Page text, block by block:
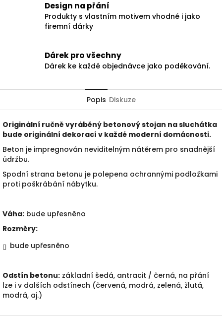
Design na přání
Produkty s vlastním motivem vhodné i jako
firemní dárky
Dárek pro všechny
Dárek ke každé objednávce jako poděkování.
Popis Diskuze
Originální ručně vyráběný betonový stojan na sluchátka
bude originální dekorací v každé moderní domácnosti.
Beton je impregnován neviditelným nátěrem pro snadnější
údržbu.
Spodní strana betonu je polepena ochrannými podložkami
proti poškrábání nábytku.
Váha: bude upřesněno
Rozměry:
bude upřesněno
Odstín betonu: základní šedá, antracit / černá, na přání
lze i v dalších odstínech (červená, modrá, zelená, žlutá,
modrá, aj.)